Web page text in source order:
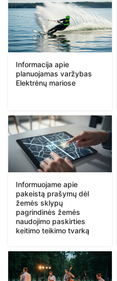
Informacija apie
planuojamas varžybas
Elektrėnų mariose
Informuojame apie
pakeistą prašymų dėl
žemės sklypų
pagrindinės žemės
naudojimo paskirties
keitimo teikimo tvarką